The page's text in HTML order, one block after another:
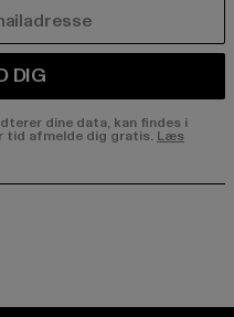
DIG
dine data, kan findes i
tid afmelde dig gratis. Læs
channel: